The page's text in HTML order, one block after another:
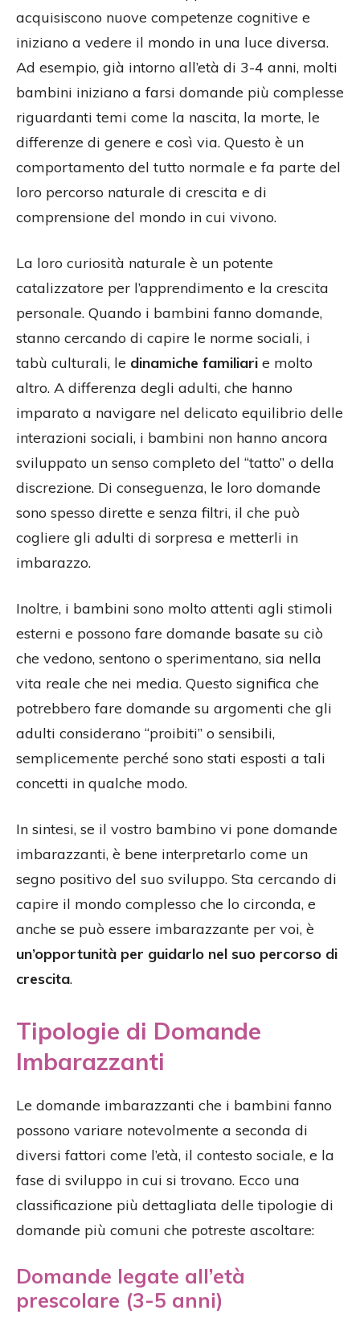
acquisiscono nuove competenze cognitive e
iniziano a vedere il mondo in una luce diversa.
Ad esempio, già intorno all’età di 3-4 anni, molti
bambini iniziano a farsi domande più complesse
riguardanti temi come la nascita, la morte, le
differenze di genere e così via. Questo è un
comportamento del tutto normale e fa parte del
loro percorso naturale di crescita e di
comprensione del mondo in cui vivono.
La loro curiosità naturale è un potente
catalizzatore per l’apprendimento e la crescita
personale. Quando i bambini fanno domande,
stanno cercando di capire le norme sociali, i
tabù culturali, le dinamiche familiari e molto
altro. A differenza degli adulti, che hanno
imparato a navigare nel delicato equilibrio delle
interazioni sociali, i bambini non hanno ancora
sviluppato un senso completo del “tatto” o della
discrezione. Di conseguenza, le loro domande
sono spesso dirette e senza filtri, il che può
cogliere gli adulti di sorpresa e metterli in
imbarazzo.
Inoltre, i bambini sono molto attenti agli stimoli
esterni e possono fare domande basate su ciò
che vedono, sentono o sperimentano, sia nella
vita reale che nei media. Questo significa che
potrebbero fare domande su argomenti che gli
adulti considerano “proibiti” o sensibili,
semplicemente perché sono stati esposti a tali
concetti in qualche modo.
In sintesi, se il vostro bambino vi pone domande
imbarazzanti, è bene interpretarlo come un
segno positivo del suo sviluppo. Sta cercando di
capire il mondo complesso che lo circonda, e
anche se può essere imbarazzante per voi, è
un’opportunità per guidarlo nel suo percorso di
crescita.
Tipologie di Domande
Imbarazzanti
Le domande imbarazzanti che i bambini fanno
possono variare notevolmente a seconda di
diversi fattori come l’età, il contesto sociale, e la
fase di sviluppo in cui si trovano. Ecco una
classificazione più dettagliata delle tipologie di
domande più comuni che potreste ascoltare:
Domande legate all’età
prescolare (3-5 anni)